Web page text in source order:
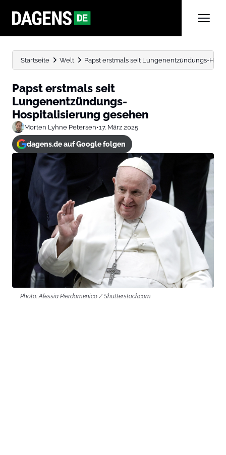
Startseite Welt Papst erstmals seit Lungenentzündungs-
Papst erstmals seit
Lungenentzündungs-
Hospitalisierung gesehen
Morten Lyhne Petersen•17. März 2025
dagens.de auf Google folgen
Photo: Alessia Pierdomenico / Shutterstock.com